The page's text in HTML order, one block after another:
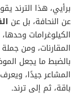
برأيي، هذا الترند
عن النحافة، بل عن
الكيلوغرامات
المقارنات، ومن
بالضبط ما يجعل
المشاعر جيدًا،
باقة، ثم إلى ترند.